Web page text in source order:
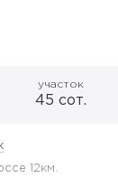
участок
45 сот.
12км.